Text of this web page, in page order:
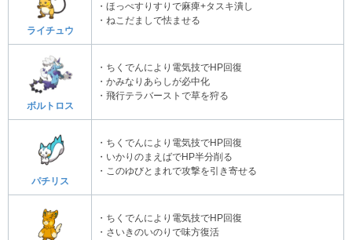
ライチュウ
・ほっぺすりすりで麻痺+タスキ潰し
・ねこだましで怯ませる
ボルトロス
・ちくでんにより電気技でHP回復
・かみなりあらしが必中化
・飛行テラバーストで草を狩る
パチリス
・ちくでんにより電気技でHP回復
・いかりのまえばでHP半分削る
・このゆびとまれで攻撃を引き寄せる
・ちくでんにより電気技でHP回復
・さいきのいのりで味方復活